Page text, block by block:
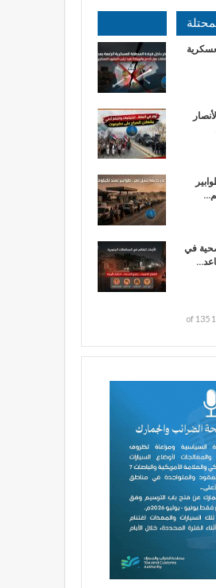
في
1 of 135